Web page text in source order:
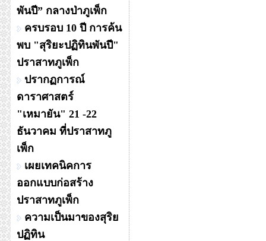
พันปี” กลางป่าภูเพ็ก
ครบรอบ 10 ปี การค้น
พบ "สุริยะปฏิทินพันปี"
ปราสาทภูเพ็ก
ปรากฏการณ์
ดาราศาสตร์
"เหมายัน" 21 -22
ธันวาคม ที่ปราสาทภู
เพ็ก
เผยเทคนิคการ
ออกแบบก่อสร้าง
ปราสาทภูเพ็ก
ความเป็นมาของสุริย
ปฏิทิน